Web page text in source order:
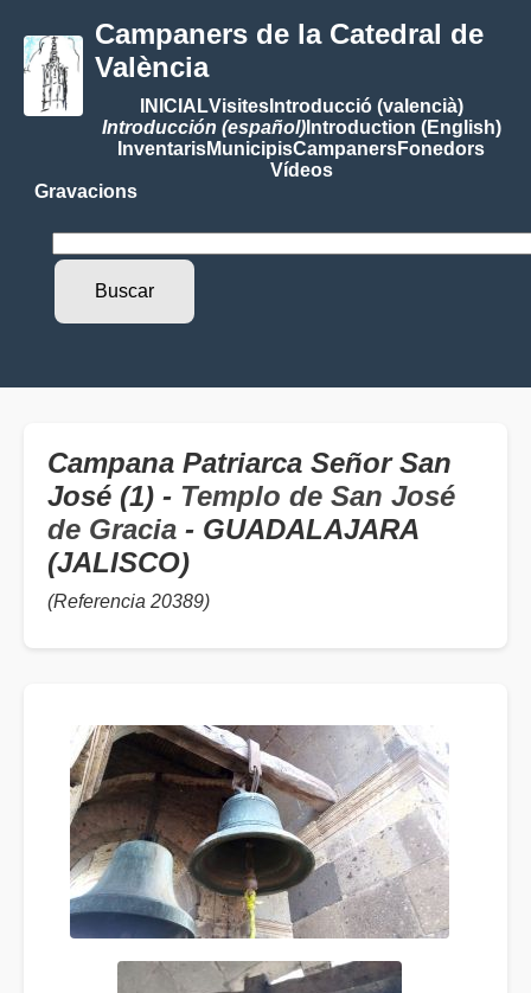
Campaners de la Catedral de
València
INICIALVisitesIntroducció (valencià)
Introducción (español)Introduction (English)
InventarisMunicipisCampanersFonedors
Vídeos
Gravacions
Campana Patriarca Señor San
José (1) - Templo de San José
de Gracia - GUADALAJARA
(JALISCO)
(Referencia 20389)